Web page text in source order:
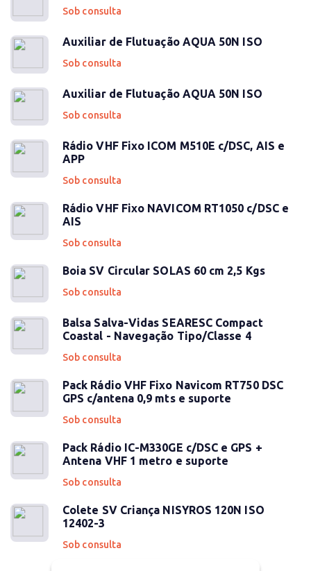
Sob consulta
Auxiliar de Flutuação AQUA 50N ISO
Sob consulta
Auxiliar de Flutuação AQUA 50N ISO
Sob consulta
Rádio VHF Fixo ICOM M510E c/DSC, AIS e
APP
Sob consulta
Rádio VHF Fixo NAVICOM RT1050 c/DSC e
AIS
Sob consulta
Boia SV Circular SOLAS 60 cm 2,5 Kgs
Sob consulta
Balsa Salva-Vidas SEARESC Compact
Coastal - Navegação Tipo/Classe 4
Sob consulta
Pack Rádio VHF Fixo Navicom RT750 DSC
GPS c/antena 0,9 mts e suporte
Sob consulta
Pack Rádio IC-M330GE c/DSC e GPS +
Antena VHF 1 metro e suporte
Sob consulta
Colete SV Criança NISYROS 120N ISO
12402-3
Sob consulta